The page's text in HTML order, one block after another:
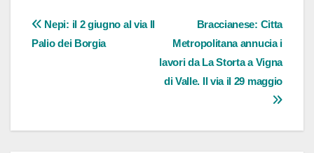
Navigazione
articoli
Braccianese: Citta
Metropolitana annucia i
lavori da La Storta a Vigna
di Valle. Il via il 29 maggio
Nepi: il 2 giugno al via Il
Palio dei Borgia